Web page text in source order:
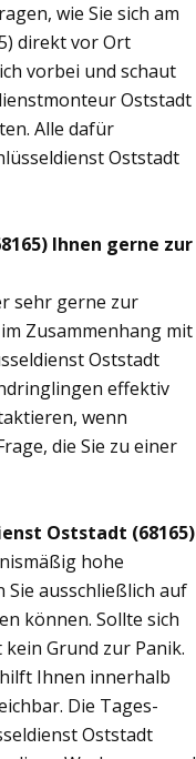
wie Sie sich am
direkt vor Ort
vorbei und schaut
Oststadt
Alle dafür
Oststadt
Ihnen gerne zur
sehr gerne zur
Zusammenhang mit
Oststadt
effektiv
wenn
die Sie zu einer
Oststadt (68165)
hohe
Sie ausschließlich auf
können. Sollte sich
Grund zur Panik.
hilft Ihnen innerhalb
Die Tages-
Oststadt